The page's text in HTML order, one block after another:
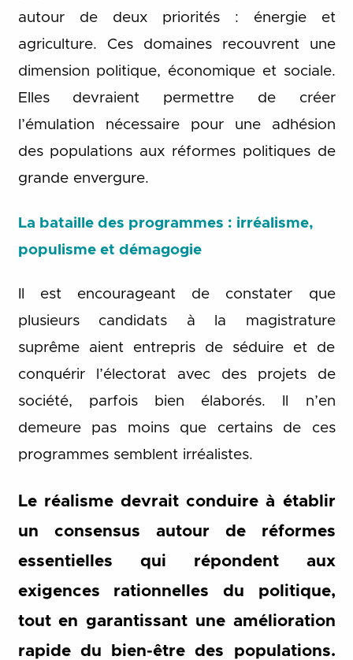
autour de deux priorités : énergie et
agriculture. Ces domaines recouvrent une
dimension politique, économique et sociale.
Elles devraient permettre de créer
l’émulation nécessaire pour une adhésion
des populations aux réformes politiques de
grande envergure.
La bataille des programmes : irréalisme,
populisme et démagogie
Il est encourageant de constater que
plusieurs candidats à la magistrature
suprême aient entrepris de séduire et de
conquérir l’électorat avec des projets de
société, parfois bien élaborés. Il n’en
demeure pas moins que certains de ces
programmes semblent irréalistes.
Le réalisme devrait conduire à établir
un consensus autour de réformes
essentielles qui répondent aux
exigences rationnelles du politique,
tout en garantissant une amélioration
rapide du bien-être des populations.